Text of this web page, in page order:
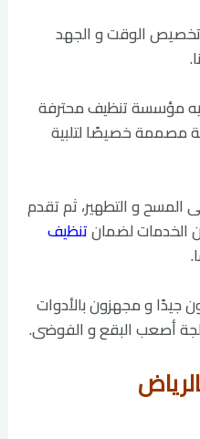
تخصيص الوقت و الجهد
مؤسسة تنظيف محترفة
مصممة خصيصًا لتلبية
المسح و التطهير، ثم تقدم
لضمانتنظيف
جيدًا و مجهزون بالأدوات
أصعب البقع و الفوضى.